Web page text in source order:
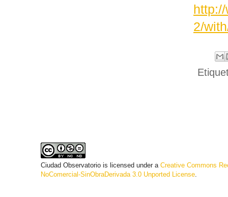
2/
Ciudad Observatorio is licensed under a Creative Commons
NoComercial-SinObraDerivada 3.0 Unported License.